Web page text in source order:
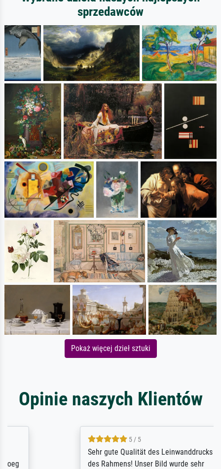
sprzedawców
Pokaż więcej dzieł sztuki
Opinie naszych Klientów
5 / 5
Sehr gute Qualität des Leinwanddrucks und
des Rahmens! Unser Bild wurde sehr